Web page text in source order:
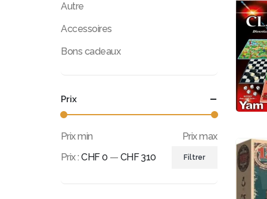
Autre
Accessoires
Bons cadeaux
Prix
Prix min Prix max
Filtrer
Prix :CHF 0 — CHF 310